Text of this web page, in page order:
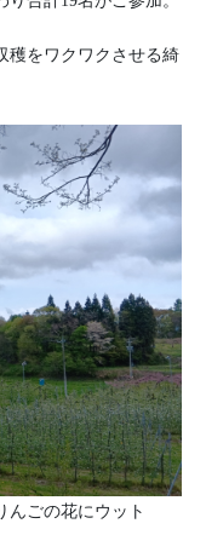
穫をワクワクさせる綺
んごの花にウット